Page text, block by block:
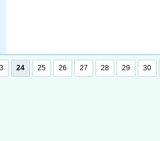
24 25 26 27 28 29 30